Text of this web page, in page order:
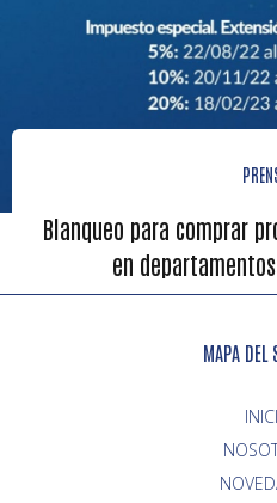
Blanqueo para comprar
en
MAPA DEL